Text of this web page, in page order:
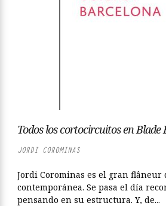
Todos los cortocircuitos en Blade
JORDI COROMINAS
Jordi Corominas es el gran flâneur
contemporánea. Se pasa el día
pensando en su estructura. Y, de...